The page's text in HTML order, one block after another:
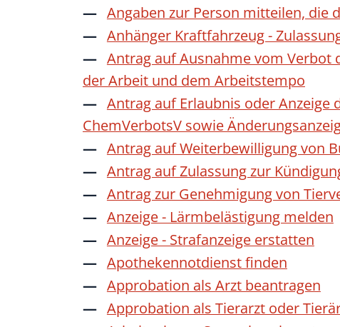
Angaben zur Person mitteilen, die
Anhänger Kraftfahrzeug -
Antrag auf Ausnahme vom
der Arbeit und dem Arbeitstempo
Antrag auf Erlaubnis oder
ChemVerbotsV sowie
Antrag auf Weiterbewilligung von
Antrag auf Zulassung zur
Antrag zur Genehmigung von
Anzeige - Lärmbelästigung melden
Anzeige - Strafanzeige erstatten
Apothekennotdienst finden
Approbation als Arzt beantragen
Approbation als Tierarzt oder